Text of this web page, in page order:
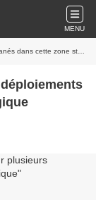
MENU
cette zone stratégique